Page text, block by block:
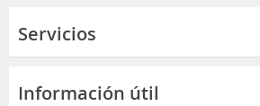
Servicios
Información útil